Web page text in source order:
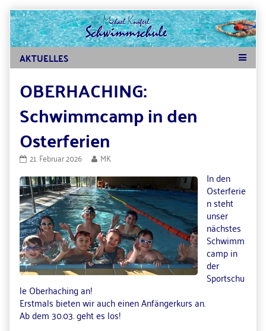
Skip
to
content
OBERHACHING:
Schwimmcamp in den
Osterferien
OBERHACHING:
in
den
Osterferien
published
on
21. Februar 2026 Read
posts
by
the
author
of
OBERHACHING:
Schwimmcamp
in
den
Osterferien,
MK
In den
Osterferie
n steht
unser
nächstes
Schwimm
camp in
der
Sportschu
le Oberhaching an!
Erstmals bieten wir auch einen Anfängerkurs an.
Ab dem 30.03. geht es los!